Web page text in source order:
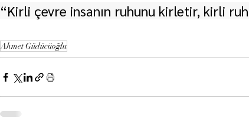
“Kirli çevre insanın ruhunu kirletir, kirli
Ahmet Güdücüoğlu